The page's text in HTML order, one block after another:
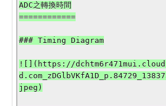
ADC之轉換時間
============
### Timing Diagram
![](https://
jpeg)